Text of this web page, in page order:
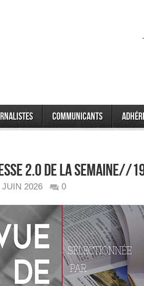
Communicants
2.0 de la semaine//
JUIN 2026 0